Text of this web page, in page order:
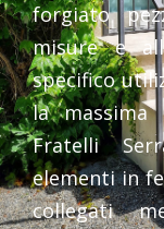
forgiato
misure e
specifico
la massima
Fratelli
elementi in
collegati